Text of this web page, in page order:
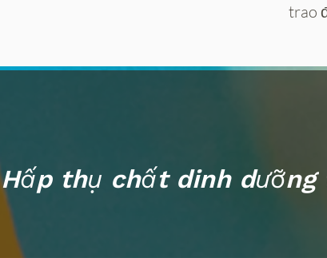
trao
Hấp thụ chất dinh